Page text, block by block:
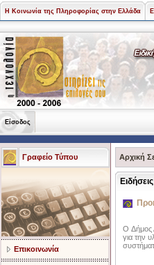
Η Κοινωνία της Πληροφορίας στην Ελλάδα
Είσοδος
Γραφείο Τύπου
Επικοινωνία
Αρχική
O Δήμος
για την